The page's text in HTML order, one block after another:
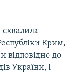
Крим,
відповідно до
України, і